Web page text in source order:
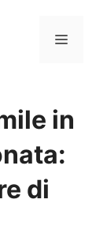
Menu
in
di